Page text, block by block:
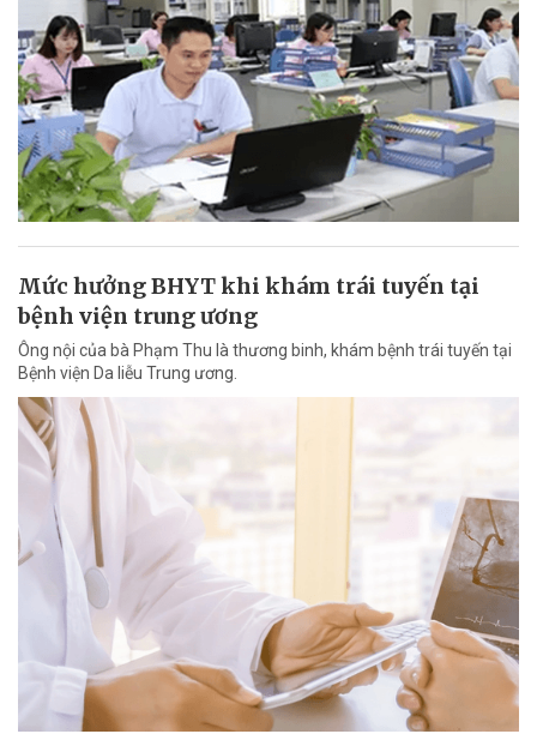
Mức hưởng BHYT khi khám trái tuyến tại
bệnh viện trung ương
Ông nội của bà Phạm Thu là thương binh, khám bệnh trái tuyến tại
Bệnh viện Da liễu Trung ương.